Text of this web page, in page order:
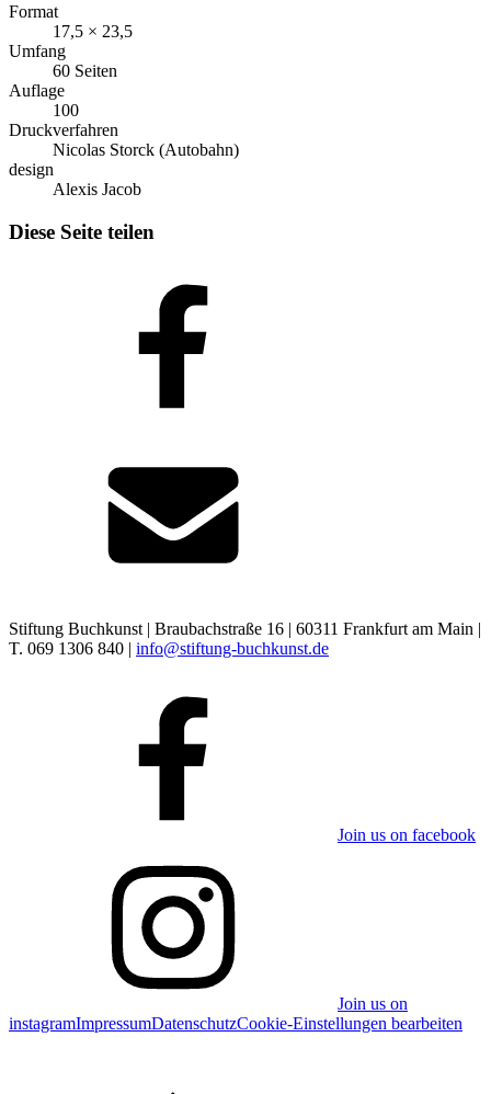
Format
17,5 × 23,5
Umfang
60 Seiten
Auflage
100
Druckverfahren
Nicolas Storck (Autobahn)
design
Alexis Jacob
Diese Seite teilen
Stiftung Buchkunst | Braubachstraße 16 | 60311 Frankfurt am Main |
T. 069 1306 840 | info@stiftung-buchkunst.de
Join us on facebook
Join us on
instagramImpressumDatenschutzCookie-Einstellungen bearbeiten